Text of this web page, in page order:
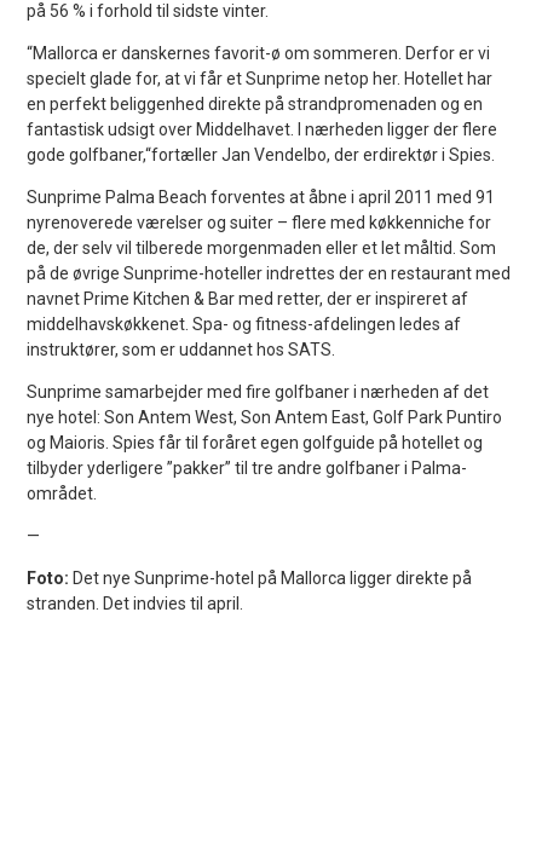
på 56 % i forhold til sidste vinter.
“Mallorca er danskernes favorit-ø om sommeren. Derfor er vi
specielt glade for, at vi får et Sunprime netop her. Hotellet har
en perfekt beliggenhed direkte på strandpromenaden og en
fantastisk udsigt over Middelhavet. I nærheden ligger der flere
gode golfbaner,“fortæller Jan Vendelbo, der erdirektør i Spies.
Sunprime Palma Beach forventes at åbne i april 2011 med 91
nyrenoverede værelser og suiter – flere med køkkenniche for
de, der selv vil tilberede morgenmaden eller et let måltid. Som
på de øvrige Sunprime-hoteller indrettes der en restaurant med
navnet Prime Kitchen & Bar med retter, der er inspireret af
middelhavskøkkenet. Spa- og fitness-afdelingen ledes af
instruktører, som er uddannet hos SATS.
Sunprime samarbejder med fire golfbaner i nærheden af det
nye hotel: Son Antem West, Son Antem East, Golf Park Puntiro
og Maioris. Spies får til foråret egen golfguide på hotellet og
tilbyder yderligere ”pakker” til tre andre golfbaner i Palma-
området.
—
Foto: Det nye Sunprime-hotel på Mallorca ligger direkte på
stranden. Det indvies til april.